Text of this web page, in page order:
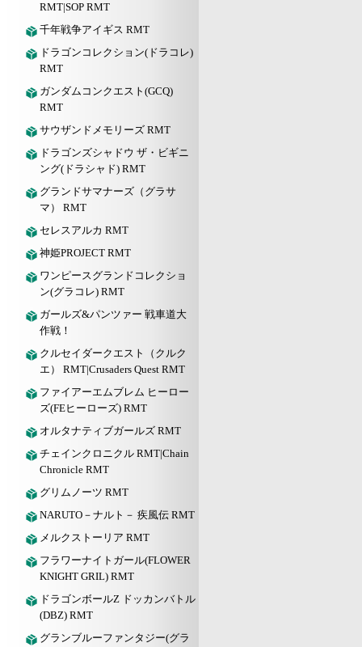
RMT|SOP RMT
千年戦争アイギス RMT
ドラゴンコレクション(ドラコレ)
RMT
ガンダムコンクエスト(GCQ)
RMT
サウザンドメモリーズ RMT
ドラゴンズシャドウ ザ・ビギニ
ング(ドラシャド) RMT
グランドサマナーズ（グラサ
マ） RMT
セレスアルカ RMT
神姫PROJECT RMT
ワンピースグランドコレクショ
ン(グラコレ) RMT
ガールズ&パンツァー 戦車道大
作戦！
クルセイダークエスト（クルク
エ） RMT|Crusaders Quest RMT
ファイアーエムブレム ヒーロー
ズ(FEヒーローズ) RMT
オルタナティブガールズ RMT
チェインクロニクル RMT|Chain
Chronicle RMT
グリムノーツ RMT
NARUTO－ナルト－ 疾風伝 RMT
メルクストーリア RMT
フラワーナイトガール(FLOWER
KNIGHT GRIL) RMT
ドラゴンボールZ ドッカンバトル
(DBZ) RMT
グランブルーファンタジー(グラ